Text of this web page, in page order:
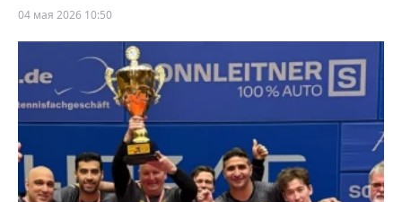
04 мая 2026 10:50